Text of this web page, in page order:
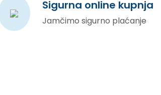
Sigurna online kupnja
Jamčimo sigurno plaćanje